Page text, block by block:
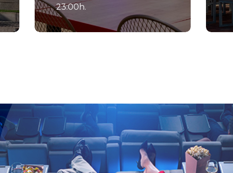
23:00h.